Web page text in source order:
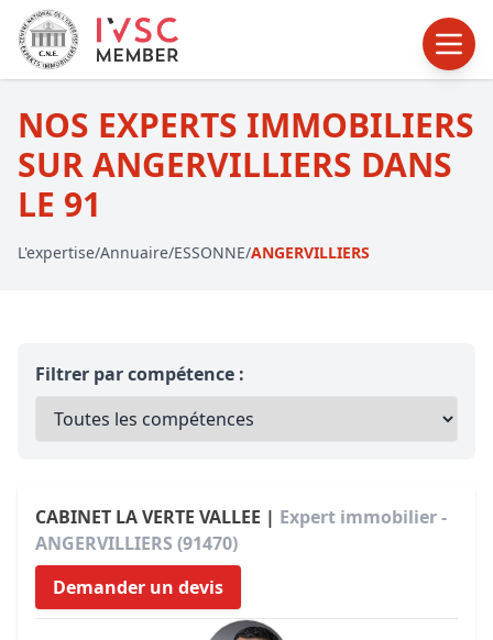
NOS EXPERTS IMMOBILIERS
SUR ANGERVILLIERS DANS
LE 91
L'expertise/Annuaire/ESSONNE/ANGERVILLIERS
Filtrer par compétence :
CABINET LA VERTE VALLEE | Expert immobilier -
ANGERVILLIERS (91470)
Demander un devis